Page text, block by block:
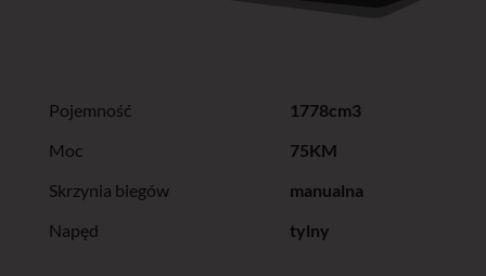
Pojemność
1778cm3
Moc
75KM
Skrzynia biegów
manualna
Napęd
tylny